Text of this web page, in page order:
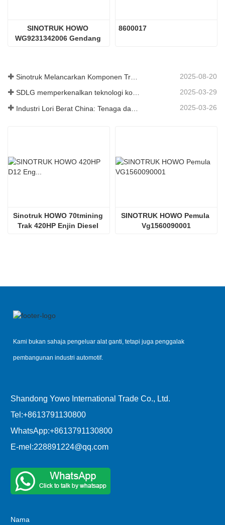
SINOTRUK HOWO
WG9231342006 Gendang
8600017
2025-08-20
SDLG memperkenalkan teknologi komponen trak generasi akan datang untuk meningkatkan kecekapan logistik global 2025-03-29
2025-03-26
Sinotruk HOWO 70tmining
Trak 420HP Enjin Diesel
SINOTRUK HOWO Pemula
Vg1560090001
Kami bukan sahaja pengeluar alat ganti, tetapi juga penggalak
pembangunan industri automotif.
Shandong Yowo International Trade Co., Ltd.
Tel:+8613791130800
WhatsApp:+8613791130800
E-mel:228891224@qq.com